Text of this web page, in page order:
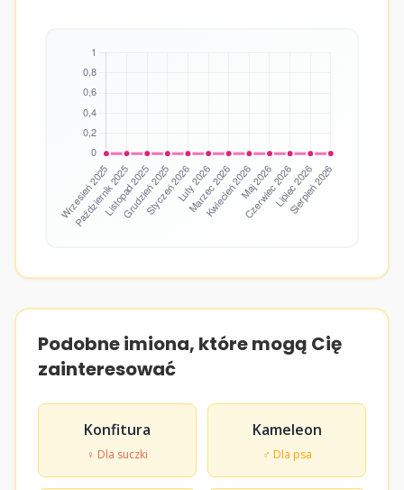
Podobne imiona, które mogą Cię
zainteresować
Konfitura
♀ Dla suczki
Kameleon
♂ Dla psa